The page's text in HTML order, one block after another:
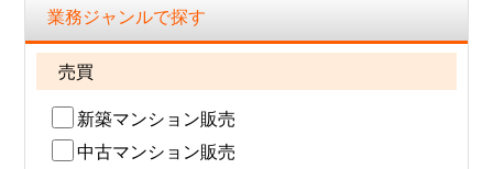
業務ジャンルで探す
売買
新築マンション販売
中古マンション販売